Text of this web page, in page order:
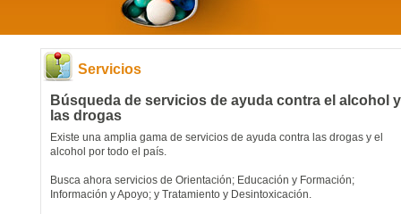
Servicios
Búsqueda de servicios de ayuda contra el alcohol y
las drogas
Existe una amplia gama de servicios de ayuda contra las drogas y el
alcohol por todo el país.
Busca ahora servicios de Orientación; Educación y Formación;
Información y Apoyo; y Tratamiento y Desintoxicación.